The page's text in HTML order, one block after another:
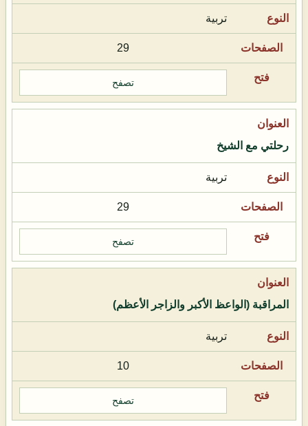
تربية
29
تصفح
رحلتي مع الشيخ
تربية
29
تصفح
المراقبة (الواعظ الأكبر والزاجر الأعظم)
تربية
10
تصفح